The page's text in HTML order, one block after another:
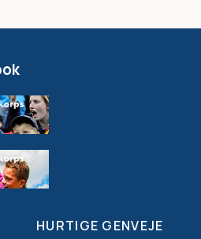
HURTIGE GENVEJE